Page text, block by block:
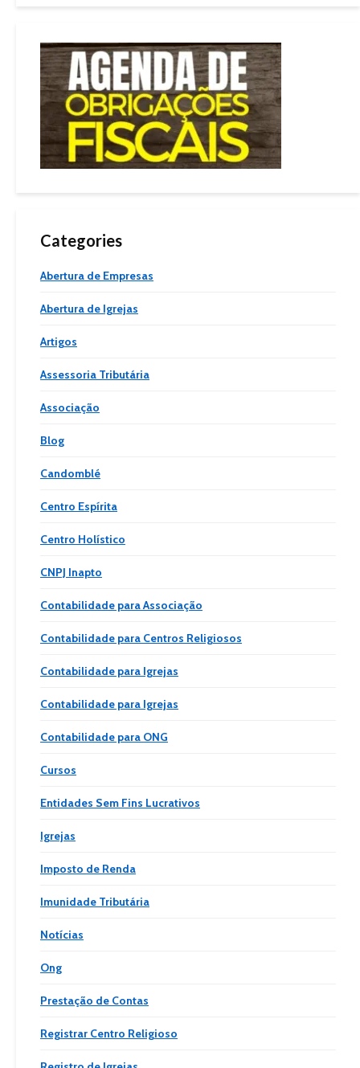
Categories
Abertura de Empresas
Abertura de Igrejas
Artigos
Assessoria Tributária
Associação
Blog
Candomblé
Centro Espírita
Centro Holístico
CNPJ Inapto
Contabilidade para Associação
Contabilidade para Centros Religiosos
Contabilidade para Igrejas
Contabilidade para Igrejas
Contabilidade para ONG
Cursos
Entidades Sem Fins Lucrativos
Igrejas
Imposto de Renda
Imunidade Tributária
Notícias
Ong
Prestação de Contas
Registrar Centro Religioso